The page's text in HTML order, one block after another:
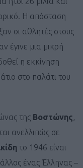
Η απόσταση
οι αθλητές στους
έγινε μια μικρή
η εκκίνηση
στο παλάτι του
της Βοστώνης,
ανελλιπώς σε
το 1946 είναι
ένας Έλληνας –